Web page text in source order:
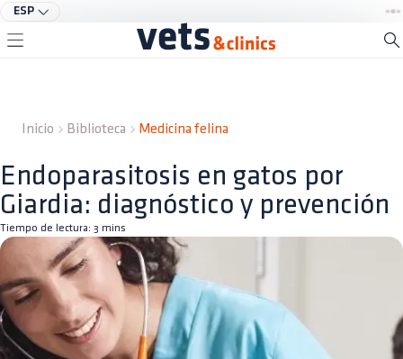
ESP
Inicio Biblioteca Medicina felina
Endoparasitosis en gatos por
Giardia: diagnóstico y prevención
Tiempo de lectura: 3 mins